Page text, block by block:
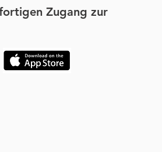
Zugang zur